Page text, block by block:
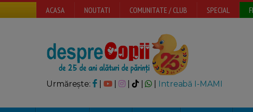
ACASA NOUTATI COMUNITATE / CLUB SPECIAL
Urmărește: | | Intreabă I-MAMI